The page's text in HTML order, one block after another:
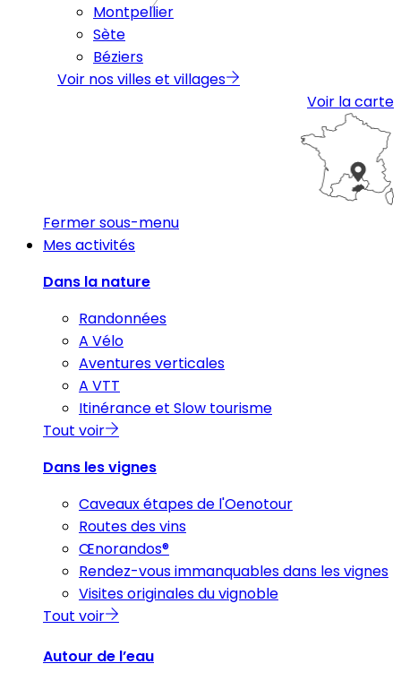
Montpellier
Sète
Béziers
Voir nos villes et villages
Voir la carte
Fermer sous-menu
Mes activités
Dans la nature
Randonnées
A Vélo
Aventures verticales
A VTT
Itinérance et Slow tourisme
Tout voir
Dans les vignes
Caveaux étapes de l'Oenotour
Routes des vins
Œnorandos®
Rendez-vous immanquables dans les vignes
Visites originales du vignoble
Tout voir
Autour de l’eau